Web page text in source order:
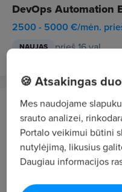
DevOps Automation
2500 - 5000 €/mėn.
NAUJAS prieš 16 val.
Apdailos
Vilnius
Statybos darbų
2000 - 3000 €/mėn. "į
NAUJAS prieš 1 d.
🍪 Atsakingas
Mes naudojame
srauto analizei,
Portalo veikimui būtini
nutylėjimą, likusius
Daugiau informacijos